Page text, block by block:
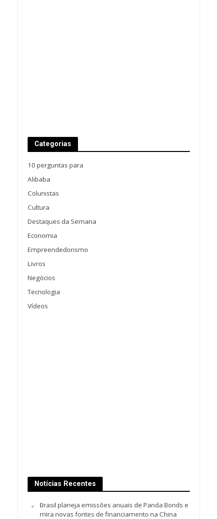
Categorias
10 perguntas para
Alibaba
Colunistas
Cultura
Destaques da Semana
Economia
Empreendedorismo
Livros
Negócios
Tecnologia
Vídeos
Notícias Recentes
Brasil planeja emissões anuais de Panda Bonds e
mira novas fontes de financiamento na China